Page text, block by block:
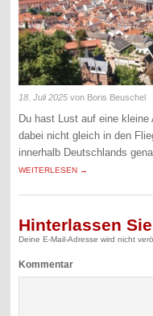
18. Juli 2025 von Boris Beuschel
Du hast Lust auf eine
dabei nicht gleich in den
innerhalb Deutschlands
WEITERLESEN →
Hinterlassen
Deine E-Mail-Adresse wird nicht
Kommentar